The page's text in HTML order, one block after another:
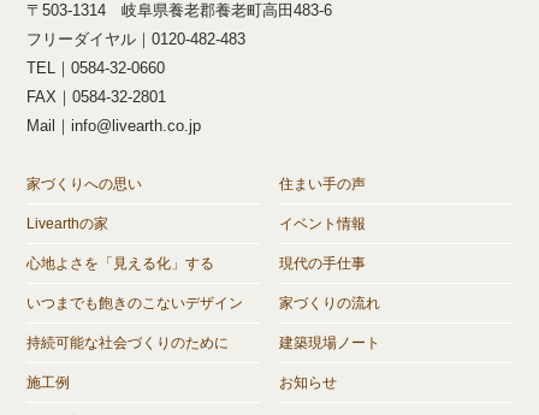
〒503-1314 岐阜県養老郡養老町高田483-6
フリーダイヤル｜0120-482-483
TEL｜0584-32-0660
FAX｜0584-32-2801
Mail｜info@livearth.co.jp
家づくりへの思い
Livearthの家
心地よさを「見える化」する
いつまでも飽きのこないデザイン
持続可能な社会づくりのために
施工例
住まい手の声
イベント情報
現代の手仕事
家づくりの流れ
建築現場ノート
お知らせ